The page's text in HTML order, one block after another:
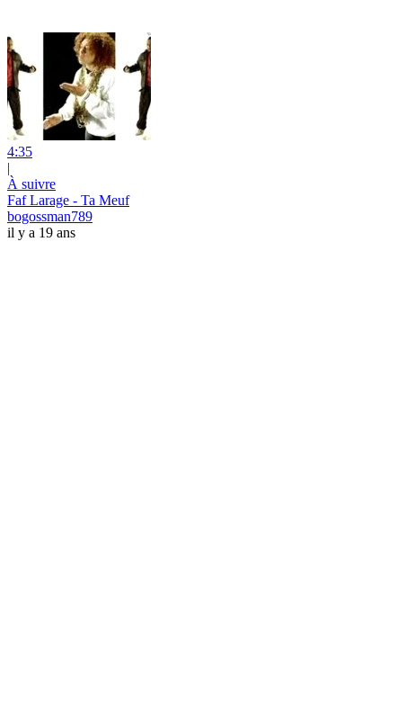
4:35
|
À suivre
Faf Larage - Ta Meuf
bogossman789
il y a 19 ans